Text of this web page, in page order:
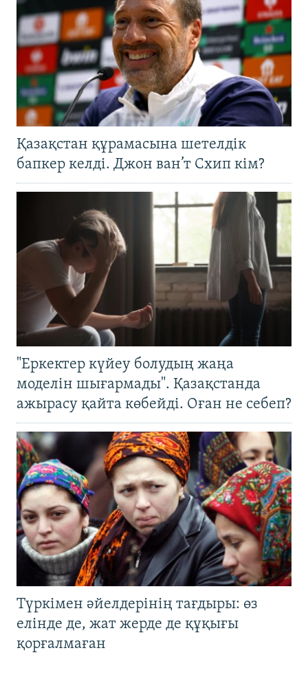
Қазақстан құрамасына шетелдік
бапкер келді. Джон ван’т Схип кім?
"Еркектер күйеу болудың жаңа
моделін шығармады". Қазақстанда
ажырасу қайта көбейді. Оған не себеп?
Түркімен әйелдерінің тағдыры: өз
елінде де, жат жерде де құқығы
қорғалмаған